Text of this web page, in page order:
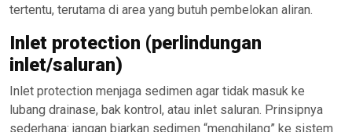
tertentu, terutama di area yang butuh pembelokan aliran.
Inlet protection (perlindungan
inlet/saluran)
Inlet protection menjaga sedimen agar tidak masuk ke
lubang drainase, bak kontrol, atau inlet saluran. Prinsipnya
sederhana: jangan biarkan sedimen “menghilang” ke sistem